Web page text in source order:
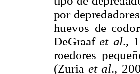
por
huevos de
DeGraafet al.,
roedores
(Zuriaet al.,